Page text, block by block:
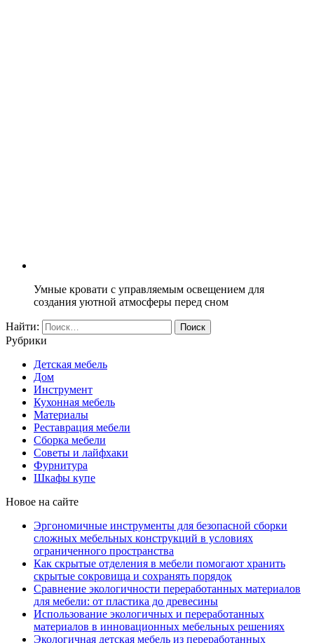
Умные кровати с управляемым освещением для
создания уютной атмосферы перед сном
Найти:
Рубрики
Детская мебель
Дом
Инструмент
Кухонная мебель
Материалы
Реставрация мебели
Сборка мебели
Советы и лайфхаки
Фурнитура
Шкафы купе
Новое на сайте
Эргономичные инструменты для безопасной сборки
сложных мебельных конструкций в условиях
ограниченного пространства
Как скрытые отделения в мебели помогают хранить
скрытые сокровища и сохранять порядок
Сравнение экологичности переработанных материалов
для мебели: от пластика до древесины
Использование экологичных и переработанных
материалов в инновационных мебельных решениях
Экологичная детская мебель из переработанных